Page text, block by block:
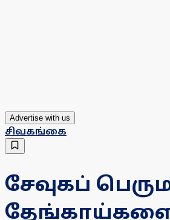
Advertise with us
சிவகங்கை
சேவுகப்
தேங்காய்களை